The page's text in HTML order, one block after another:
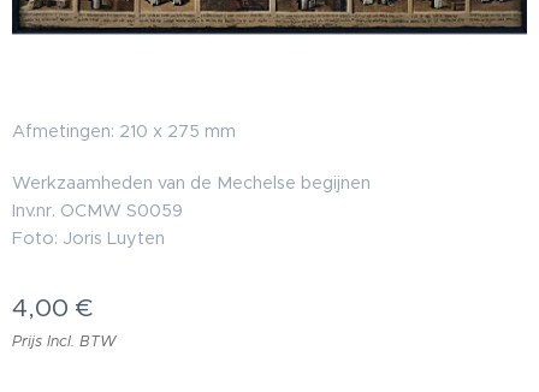
Afmetingen: 210 x 275 mm
Werkzaamheden van de Mechelse begijnen
Inv.nr. OCMW S0059
Foto: Joris Luyten
4,00 €
Prijs Incl. BTW